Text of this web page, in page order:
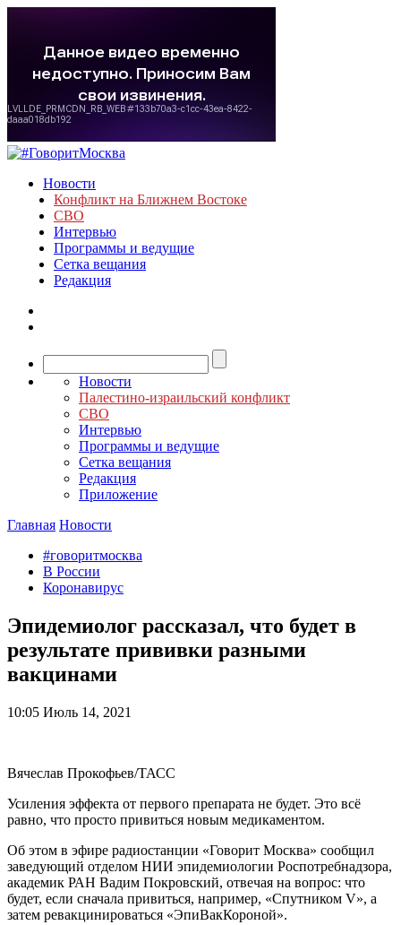
Новости
Конфликт на Ближнем Востоке
СВО
Интервью
Программы и ведущие
Сетка вещания
Редакция
Новости
Палестино-израильский конфликт
СВО
Интервью
Программы и ведущие
Сетка вещания
Редакция
Приложение
Главная Новости
#говоритмосква
В России
Коронавирус
Эпидемиолог рассказал, что будет в
результате прививки разными
вакцинами
10:05 Июль 14, 2021
Вячеслав Прокофьев/ТАСС
Усиления эффекта от первого препарата не будет. Это всё
равно, что просто привиться новым медикаментом.
Об этом в эфире радиостанции «Говорит Москва» сообщил
заведующий отделом НИИ эпидемиологии Роспотребнадзора,
академик РАН Вадим Покровский, отвечая на вопрос: что
будет, если сначала привиться, например, «Спутником V», а
затем ревакцинироваться «ЭпиВакКороной».